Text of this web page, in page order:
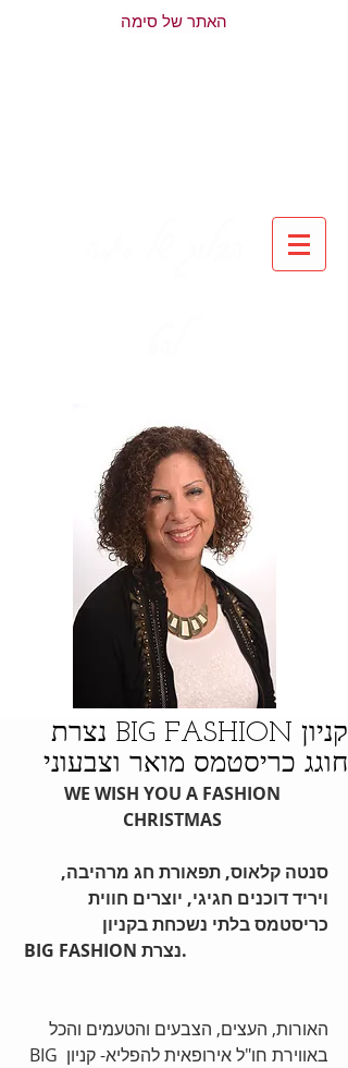
האתר של סימה
קניון BIG FASHION נצרת
חוגג כריסטמס מואר וצבעוני
WE WISH YOU A FASHION
CHRISTMAS
סנטה קלאוס, תפאורת חג מרהיבה,
ויריד דוכנים חגיגי, יוצרים חווית
כריסטמס בלתי נשכחת בקניון
BIG FASHION נצרת.
האורות, העצים, הצבעים והטעמים והכל
באווירת חו"ל אירופאית להפליא- קניון BIG